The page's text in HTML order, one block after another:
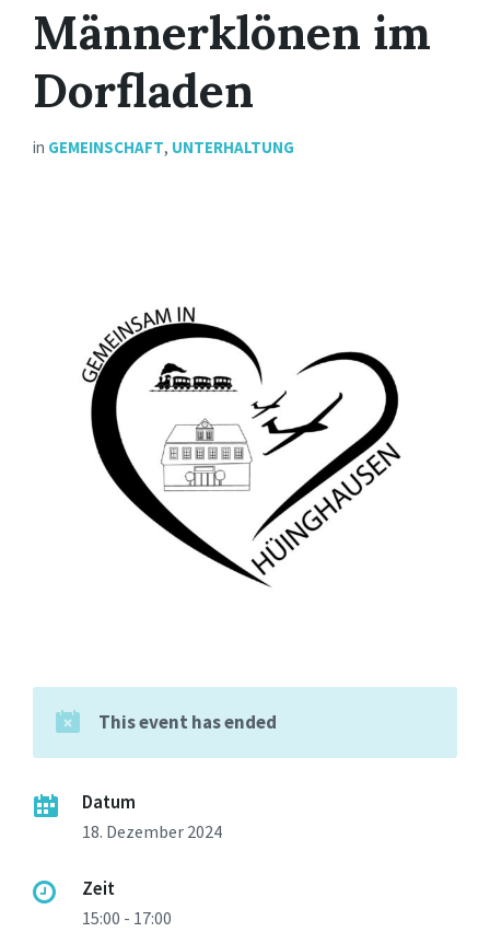
Männerklönen im
Dorfladen
in GEMEINSCHAFT, UNTERHALTUNG
This event has ended
Datum
18. Dezember 2024
Zeit
15:00 - 17:00